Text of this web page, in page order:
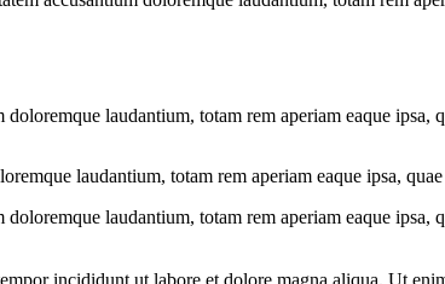
laudantium, totam rem aperiam eaque
laudantium, totam rem aperiam eaque ipsa,
laudantium, totam rem aperiam eaque